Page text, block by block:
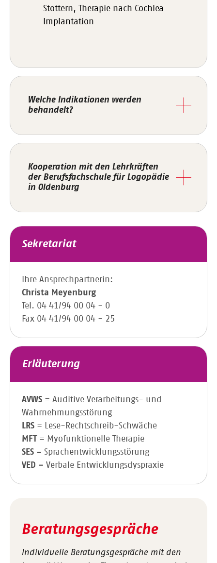
Stottern, Therapie nach Cochlea-
Implantation
Welche Indikationen werden
behandelt?
Kooperation mit den Lehrkräften
der Berufsfachschule für Logopädie
in Oldenburg
Sekretariat
Ihre Ansprechpartnerin:
Christa Meyenburg
Tel. 04 41/94 00 04 - 0
Fax 04 41/94 00 04 - 25
Erläuterung
AVWS = Auditive Verarbeitungs- und
Wahrnehmungsstörung
LRS = Lese-Rechtschreib-Schwäche
MFT= Myofunktionelle Therapie
SES = Sprachentwicklungsstörung
VED = Verbale Entwicklungsdyspraxie
Beratungsgespräche
Individuelle Beratungsgespräche mit den